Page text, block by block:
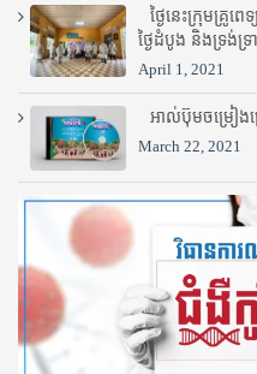
ថ្ងៃនេះក្រុមគ្រូព
ថ្ងៃដំបូង និងទ្រង់ទ្
April 1, 2021
អាល់ប៊ុមចម្រៀងជ្
March 22, 2021